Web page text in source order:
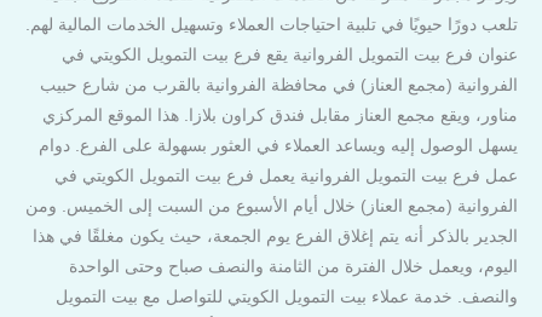
تلعب دورًا حيويًا في تلبية احتياجات العملاء وتسهيل الخدمات المالية لهم.
عنوان فرع بيت التمويل الفروانية يقع فرع بيت التمويل الكويتي في
الفروانية (مجمع العناز) في محافظة الفروانية بالقرب من شارع حبيب
مناور، ويقع مجمع العناز مقابل فندق كراون بلازا. هذا الموقع المركزي
يسهل الوصول إليه ويساعد العملاء في العثور بسهولة على الفرع. دوام
عمل فرع بيت التمويل الفروانية يعمل فرع بيت التمويل الكويتي في
الفروانية (مجمع العناز) خلال أيام الأسبوع من السبت إلى الخميس. ومن
الجدير بالذكر أنه يتم إغلاق الفرع يوم الجمعة، حيث يكون مغلقًا في هذا
اليوم، ويعمل خلال الفترة من الثامنة والنصف صباح وحتى الواحدة
والنصف. خدمة عملاء بيت التمويل الكويتي للتواصل مع بيت التمويل